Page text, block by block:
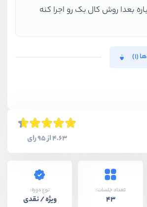
بعدا روش کال بک رو اجرا کنه
(1)
4.63 از 95 رای
تعداد جلسات:
43
نوع دوره:
ویژه / نقدی